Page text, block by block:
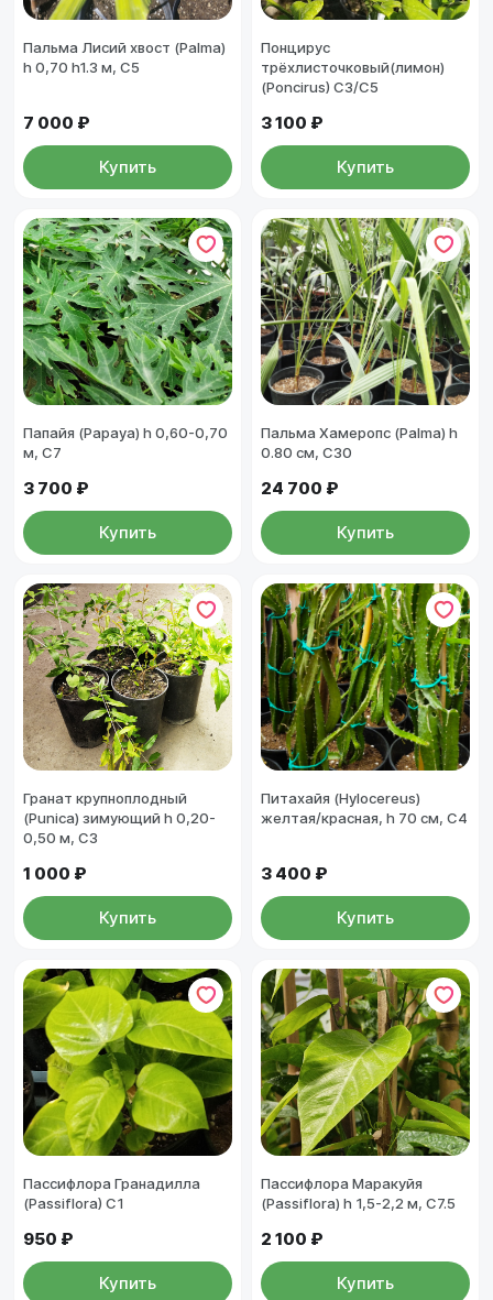
Пальма Лисий хвост (Palma)
h 0,70 h1.3 м, С5
7 000 ₽
Купить
Понцирус
трёхлисточковый(лимон)
(Poncirus) С3/С5
3 100 ₽
Купить
Папайя (Papaya) h 0,60-0,70
м, С7
3 700 ₽
Купить
Пальма Хамеропс (Palma) h
0.80 см, С30
24 700 ₽
Купить
Гранат крупноплодный
(Punica) зимующий h 0,20-
0,50 м, С3
1 000 ₽
Купить
Питахайя (Hylocereus)
желтая/красная, h 70 см, С4
3 400 ₽
Купить
Пассифлора Гранадилла
(Passiflora) С1
950 ₽
Купить
Пассифлора Маракуйя
(Passiflora) h 1,5-2,2 м, С7.5
2 100 ₽
Купить